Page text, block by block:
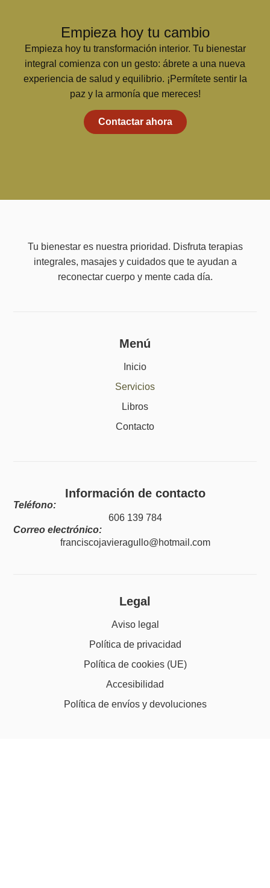
Empieza hoy tu cambio
Empieza hoy tu transformación interior. Tu bienestar
integral comienza con un gesto: ábrete a una nueva
experiencia de salud y equilibrio. ¡Permítete sentir la
paz y la armonía que mereces!
Contactar ahora
Tu bienestar es nuestra prioridad. Disfruta terapias
integrales, masajes y cuidados que te ayudan a
reconectar cuerpo y mente cada día.
Menú
Inicio
Servicios
Libros
Contacto
Información de contacto
Teléfono:
606 139 784
Correo electrónico:
franciscojavieragullo@hotmail.com
Legal
Aviso legal
Política de privacidad
Política de cookies (UE)
Accesibilidad
Política de envíos y devoluciones